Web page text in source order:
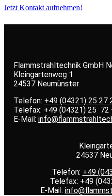
Jetzt Kontakt aufnehmen!
Flammstrahltechnik GmbH
Kleingartenweg 1
24537 Neumünster
Telefon: +49 (04321) 25 27
Telefax: +49 (04321) 25 72
E-Mail:
24537
Telefon: +49
Telefax: +49
E-Mail: